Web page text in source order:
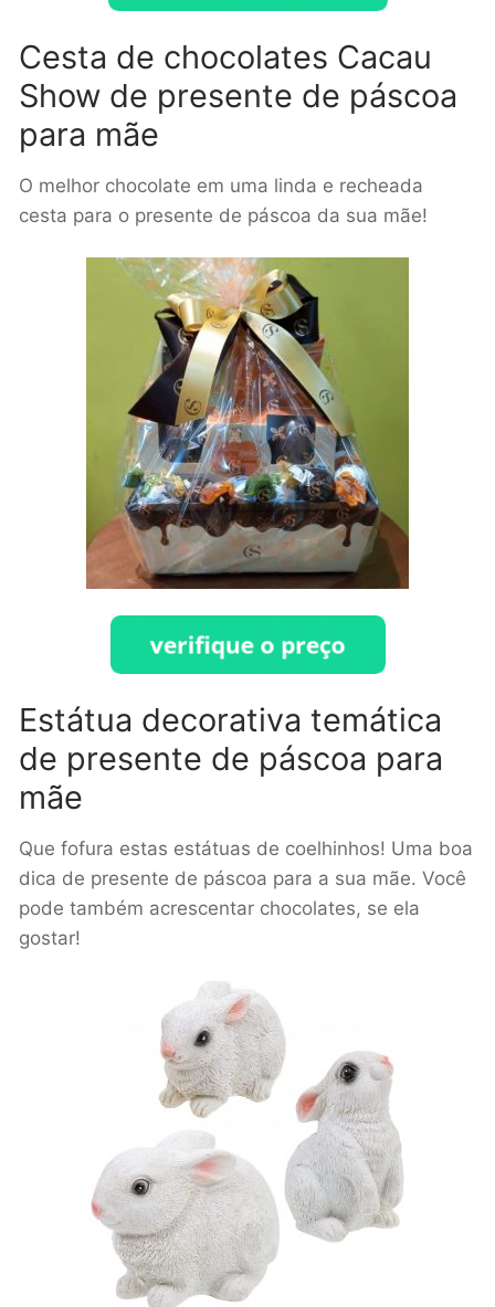
Cesta de chocolates Cacau
Show de presente de páscoa
para mãe
O melhor chocolate em uma linda e recheada
cesta para o presente de páscoa da sua mãe!
Estátua decorativa temática
de presente de páscoa para
mãe
Que fofura estas estátuas de coelhinhos! Uma boa
dica de presente de páscoa para a sua mãe. Você
pode também acrescentar chocolates, se ela
gostar!